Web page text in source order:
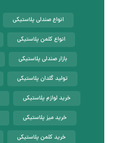
انواع صندلی پلاستیکی
انواع کلمن پلاستیکی
بازار صندلی پلاستیکی
تولید گلدان پلاستیکی
خرید لوازم پلاستیکی
خرید میز پلاستیکی
خرید کلمن پلاستیکی